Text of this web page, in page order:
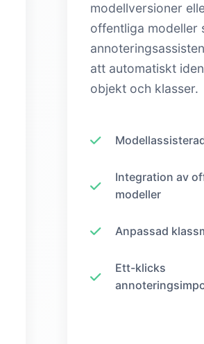
modellversioner
offentliga modeller
att automatiskt
objekt och klasser.
Integration av
modeller
Anpassad
Ett-klicks